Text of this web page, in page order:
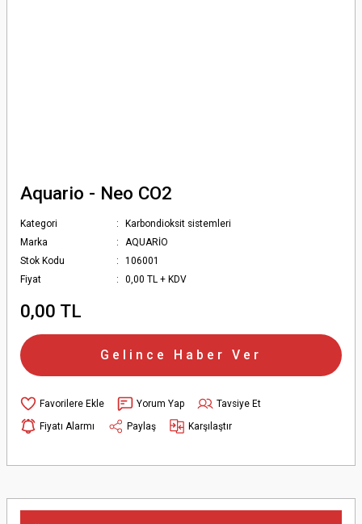
Aquario - Neo CO2
Kategori
Karbondioksit sistemleri
Marka
AQUARİO
Stok Kodu
106001
Fiyat
0,00 TL + KDV
0,00 TL
Gelince Haber Ver
Yorum Yap
Tavsiye Et
Fiyatı Alarmı
Paylaş Karşılaştır